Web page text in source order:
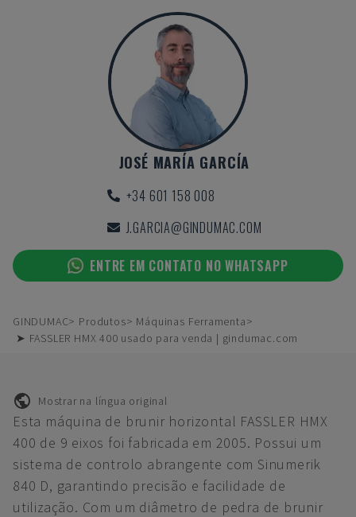
JOSÉ MARÍA GARCÍA
+34 601 158 008
J.GARCIA@GINDUMAC.COM
ENTRE EM CONTATO NO WHATSAPP
GINDUMAC Produtos
Máquinas Ferramenta
➤ FASSLER HMX 400 usado para venda | gindumac.com
Mostrar na língua original
Esta máquina de brunir horizontal FASSLER HMX
400 de 9 eixos foi fabricada em 2005. Possui um
sistema de controlo abrangente com Sinumerik
840 D, garantindo precisão e facilidade de
utilização. Com um diâmetro de pedra de brunir